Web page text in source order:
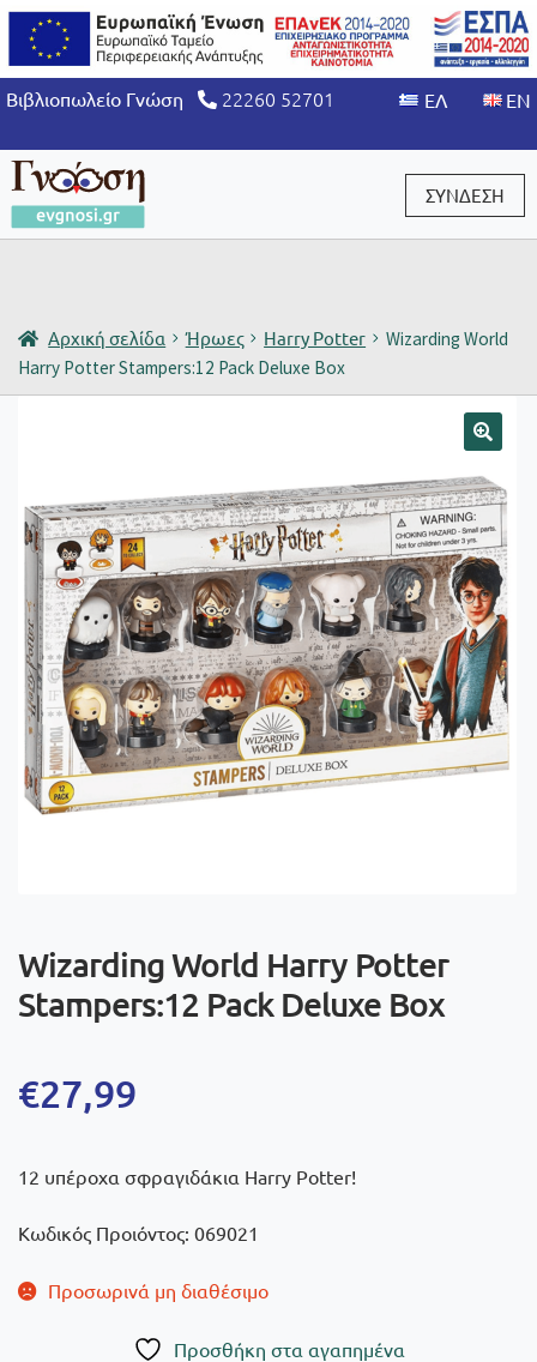
Βιβλιοπωλείο Γνώση 22260 52701
ΣΥΝΔΕΣΗ
Αρχική σελίδα Ήρωες Harry Potter
Wizarding World
Harry Potter Stampers:12 Pack Deluxe Box
Wizarding World Harry Potter
Stampers:12 Pack Deluxe Box
€27,99
12 υπέροχα σφραγιδάκια Harry Potter!
Κωδικός Προιόντος: 069021
Προσωρινά μη διαθέσιμο
Πρoσθήκη στα αγαπημένα